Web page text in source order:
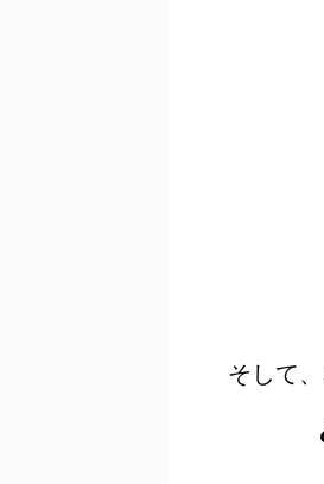
そして